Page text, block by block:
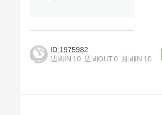
1975982
週間IN:10 週間OUT:0 月間IN:10